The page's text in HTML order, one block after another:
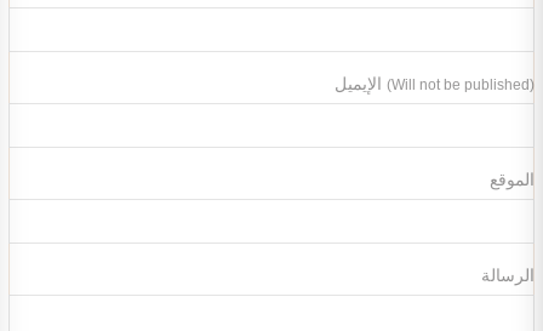
(Will not be published)
الموقع
الرسالة